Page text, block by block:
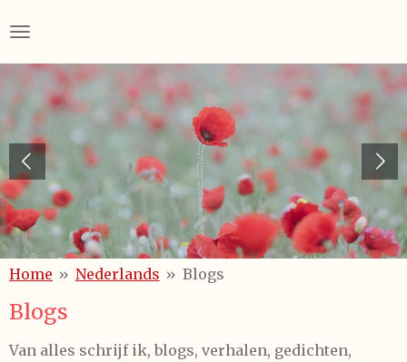
to
main
content
Home » Nederlands » Blogs
Blogs
Van alles schrijf ik, blogs, verhalen, gedichten,